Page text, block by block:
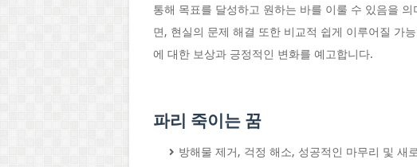
통해 목표를 달성하고 원하는 바를 이룰 수 있음을
면, 현실의 문제 해결 또한 비교적 쉽게 이루어질 가
에 대한 보상과 긍정적인 변화를 예고합니다.
파리 죽이는 꿈
방해물 제거, 걱정 해소, 성공적인 마무리 및 새